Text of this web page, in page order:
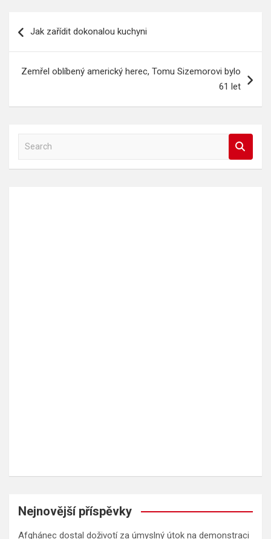
proJak zařídit dokonalou kuchyni
Zemřel oblíbený americký herec, Tomu Sizemorovi bylo
61 let
a
Nejnovější příspěvky
Afghánec dostal doživotí za úmyslný útok na demonstraci